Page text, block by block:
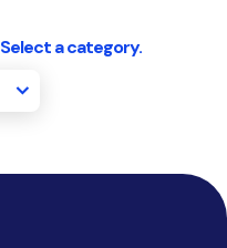
Select a category.